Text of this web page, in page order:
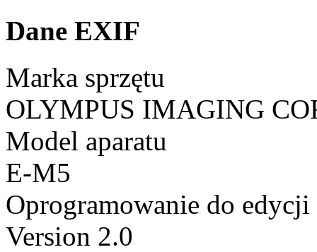
Dane EXIF
Marka sprzętu
OLYMPUS IMAGING
Model aparatu
E-M5
Oprogramowanie do edycji
Version 2.0